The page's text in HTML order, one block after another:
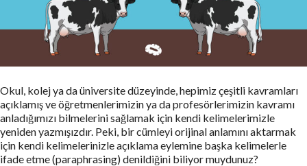
Okul, kolej ya da üniversite düzeyinde, hepimiz çeşitli kavramları
açıklamış ve öğretmenlerimizin ya da profesörlerimizin kavramı
anladığımızı bilmelerini sağlamak için kendi kelimelerimizle
yeniden yazmışızdır. Peki, bir cümleyi orijinal anlamını aktarmak
için kendi kelimelerinizle açıklama eylemine başka kelimelerle
ifade etme (paraphrasing) denildiğini biliyor muydunuz?